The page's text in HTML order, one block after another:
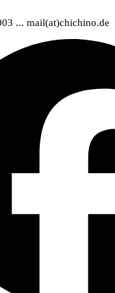
... mail(at)chichino.de